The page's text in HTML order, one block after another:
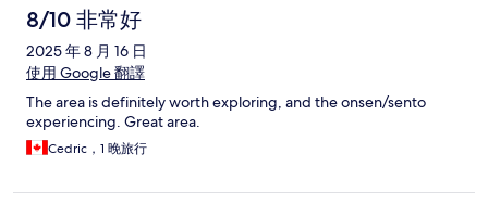
8/10 非常好
2025 年 8 月 16 日
使用 Google 翻譯
The area is definitely worth exploring, and the onsen/sento
experiencing. Great area.
Cedric，1 晚旅行